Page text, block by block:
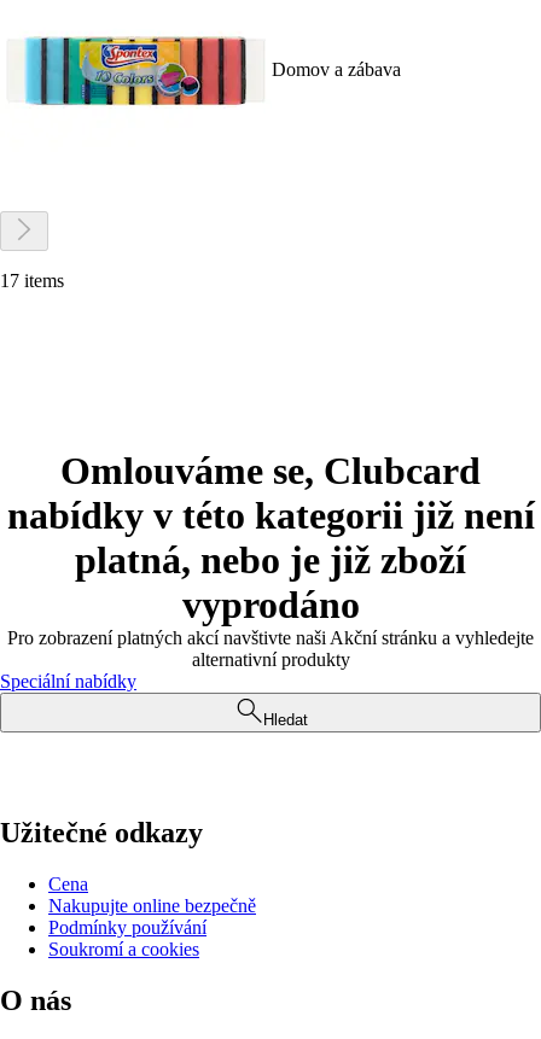
Domov a zábava
17 items
Omlouváme se, Clubcard
nabídky v této kategorii již není
platná, nebo je již zboží
vyprodáno
Pro zobrazení platných akcí navštivte naši Akční stránku a vyhledejte
alternativní produkty
Speciální nabídky
Hledat
Užitečné odkazy
Cena
Nakupujte online bezpečně
Podmínky používání
Soukromí a cookies
O nás